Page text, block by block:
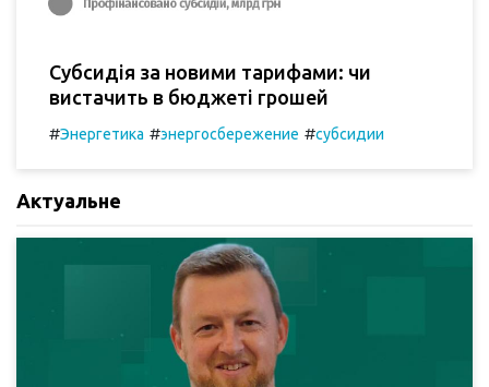
Субсидія за новими тарифами: чи
вистачить в бюджеті грошей
#Энергетика #энергосбережение #субсидии
Актуальне